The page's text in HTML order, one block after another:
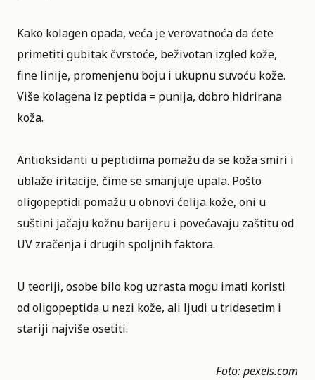
Kako kolagen opada, veća je verovatnoća da ćete
primetiti gubitak čvrstoće, beživotan izgled kože,
fine linije, promenjenu boju i ukupnu suvoću kože.
Više kolagena iz peptida = punija, dobro hidrirana
koža.
Antioksidanti u peptidima pomažu da se koža smiri i
ublaže iritacije, čime se smanjuje upala. Pošto
oligopeptidi pomažu u obnovi ćelija kože, oni u
suštini jačaju kožnu barijeru i povećavaju zaštitu od
UV zračenja i drugih spoljnih faktora.
U teoriji, osobe bilo kog uzrasta mogu imati koristi
od oligopeptida u nezi kože, ali ljudi u tridesetim i
stariji najviše osetiti.
Foto: pexels.com